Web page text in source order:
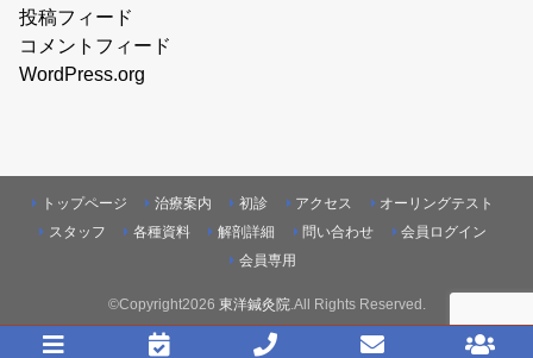
投稿フィード
コメントフィード
WordPress.org
トップページ 治療案内 初診 アクセス
オーリングテスト
スタッフ
各種資料 解剖詳細 問い合わせ
会員ログイン
会員専用
©Copyright2026 東洋鍼灸院.All Rights Reserved.